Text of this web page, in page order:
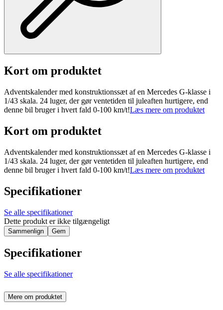
Kort om produktet
Adventskalender med konstruktionssæt af en Mercedes G-klasse i
1/43 skala. 24 luger, der gør ventetiden til juleaften hurtigere, end
denne bil bruger i hvert fald 0-100 km/t!Læs mere om produktet
Kort om produktet
Adventskalender med konstruktionssæt af en Mercedes G-klasse i
1/43 skala. 24 luger, der gør ventetiden til juleaften hurtigere, end
denne bil bruger i hvert fald 0-100 km/t!Læs mere om produktet
Specifikationer
Se alle specifikationer
Dette produkt er ikke tilgængeligt
Sammenlign Gem
Specifikationer
Se alle specifikationer
Mere om produktet